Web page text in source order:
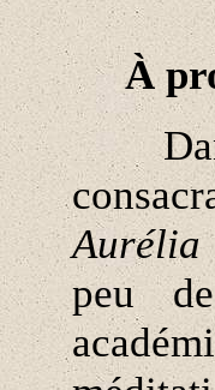
À
Aurélia
peu